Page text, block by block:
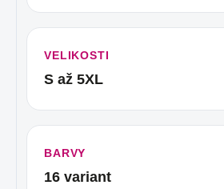
VELIKOSTI
S až 5XL
BARVY
16 variant